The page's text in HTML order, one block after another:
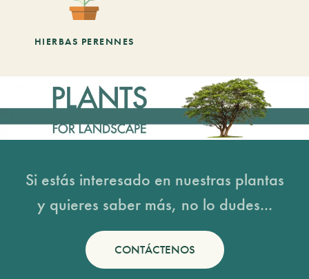
HIERBAS PERENNES
Si estás interesado en nuestras plantas
y quieres saber más, no lo dudes...
CONTÁCTENOS